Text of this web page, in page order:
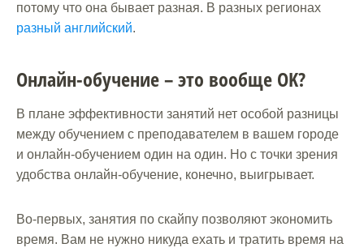
потому что она бывает разная. В разных регионах
разный английский.
Онлайн-обучение – это вообще OK?
В плане эффективности занятий нет особой разницы
между обучением с преподавателем в вашем городе
и онлайн-обучением один на один. Но с точки зрения
удобства онлайн-обучение, конечно, выигрывает.
Во-первых, занятия по скайпу позволяют экономить
время. Вам не нужно никуда ехать и тратить время на